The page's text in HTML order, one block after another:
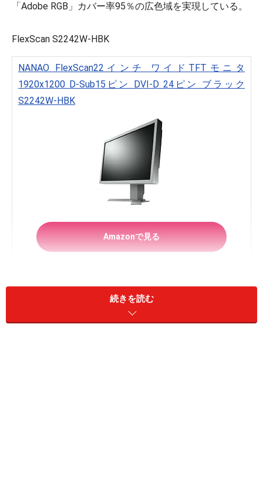
「Adobe RGB」カバー率95％の広色域を実現している。
FlexScan S2242W-HBK
NANAO FlexScan22インチ ワイドTFTモニタ
1920x1200 D-Sub15ピン DVI-D 24ピン ブラック
S2242W-HBK
Amazonで見る
広視野角H-IPSパネルを採用する25.5インチワイドUXGA
モニタ。Adobe RGB比約107％（カバー率約97％）の広
続きを読む